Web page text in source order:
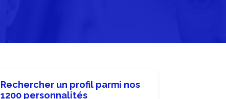
Rechercher un profil parmi nos
1200 personnalités